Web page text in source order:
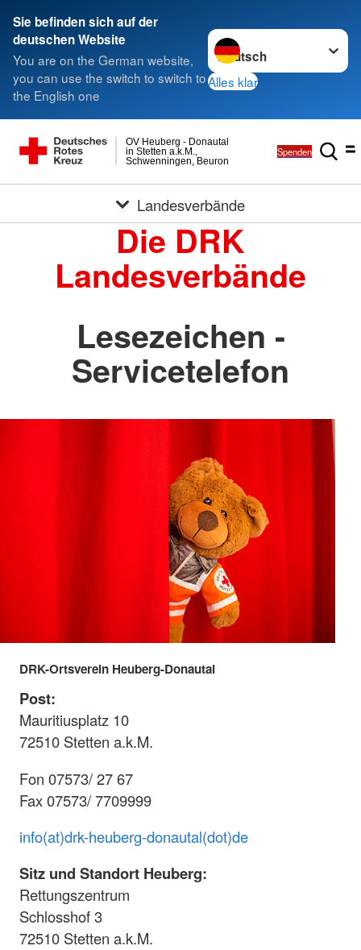
Sie befinden sich auf der
deutschen Website
You are on the German website,
you can use the switch to switch to
the English one
Sprache wechseln zu
Alles klar
Schwenningen, Beuron
in Stetten a.k.M.,
OV Heuberg - Donautal
Spenden
Landesverbände
Die DRK
Landesverbände
Lesezeichen -
Servicetelefon
DRK-Ortsverein Heuberg-Donautal
Post:
Mauritiusplatz 10
72510 Stetten a.k.M.
Fon 07573/ 27 67
Fax 07573/ 7709999
info(at)drk-heuberg-donautal(dot)de
Sitz und Standort Heuberg:
Rettungszentrum
Schlosshof 3
72510 Stetten a.k.M.